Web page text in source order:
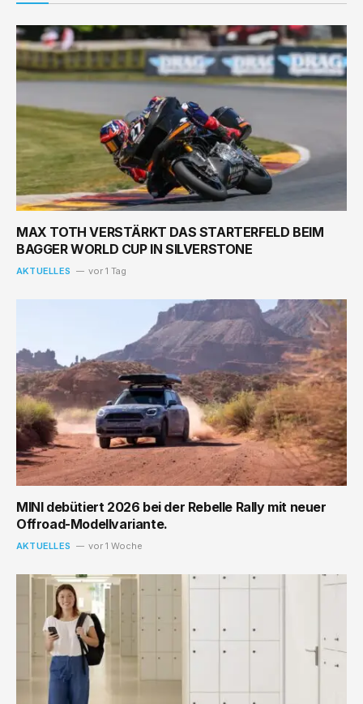
MAX TOTH VERSTÄRKT DAS STARTERFELD BEIM
BAGGER WORLD CUP IN SILVERSTONE
AKTUELLES vor 1 Tag
MINI debütiert 2026 bei der Rebelle Rally mit neuer
Offroad-Modellvariante.
AKTUELLES vor 1 Woche